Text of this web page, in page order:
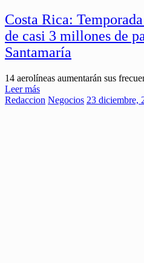
Costa Rica:
de casi 3 millones de
Santamaría
14 aerolíneas aumentarán sus
Leer más
Redaccion Negocios 23 diciembre,